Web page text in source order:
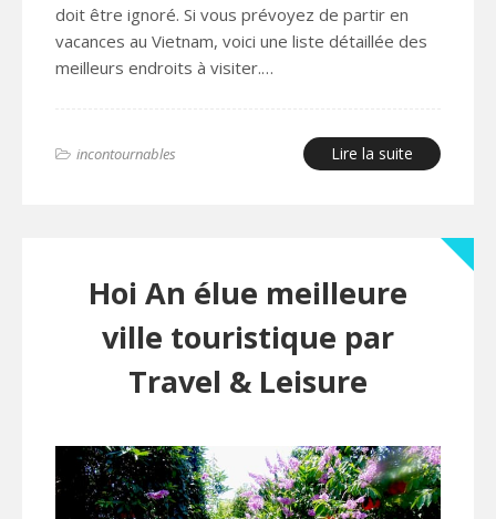
doit être ignoré. Si vous prévoyez de partir en
vacances au Vietnam, voici une liste détaillée des
meilleurs endroits à visiter.…
incontournables Lire la suite
Hoi An élue meilleure
ville touristique par
Travel & Leisure